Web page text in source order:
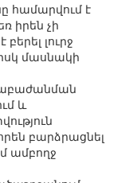
համարվում է
իրեն չի
լուրջ
մասնակի
և
բարձրացնել
ամբողջ